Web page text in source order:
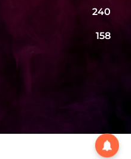
240
158